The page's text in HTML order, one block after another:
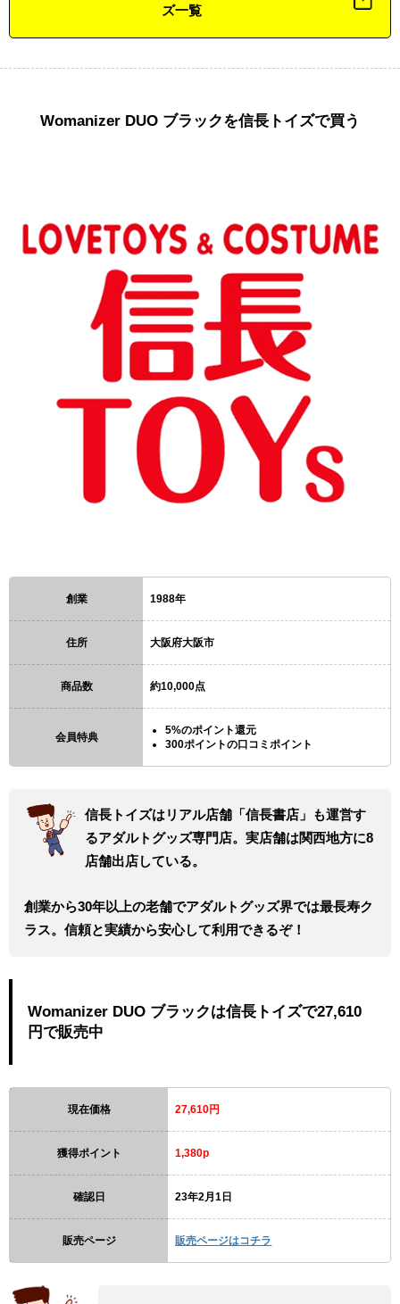
ズ一覧
Womanizer DUO ブラックを信長トイズで買う
創業 1988年
住所 大阪府大阪市
商品数 約10,000点
会員特典
5%のポイント還元
300ポイントの口コミポイント
信長トイズはリアル店舗「信長書店」も運営す
るアダルトグッズ専門店。実店舗は関西地方に8
店舗出店している。
創業から30年以上の老舗でアダルトグッズ界では最長寿ク
ラス。信頼と実績から安心して利用できるぞ！
Womanizer DUO ブラックは信長トイズで27,610
円で販売中
現在価格 27,610円
獲得ポイント 1,380p
確認日 23年2月1日
販売ページ 販売ページはコチラ